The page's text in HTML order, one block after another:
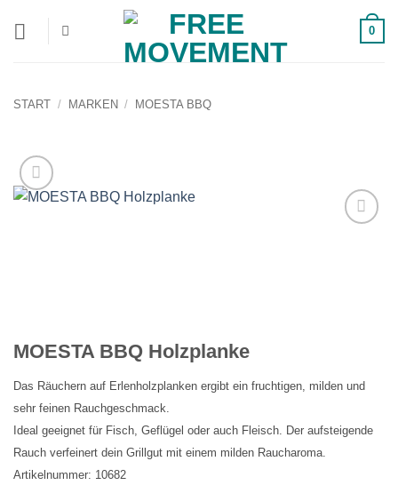
0
START / MARKEN / MOESTA BBQ
MOESTA BBQ Holzplanke
Das Räuchern auf Erlenholzplanken ergibt ein fruchtigen, milden und
sehr feinen Rauchgeschmack.
Ideal geeignet für Fisch, Geflügel oder auch Fleisch. Der aufsteigende
Rauch verfeinert dein Grillgut mit einem milden Raucharoma.
Artikelnummer: 10682